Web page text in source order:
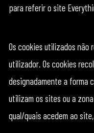
para referir o site
Os cookies utilizados
utilizador. Os cookies
designadamente a forma
utilizam os sites ou a
qual/quais acedem ao